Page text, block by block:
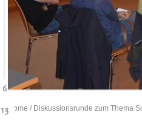
6
13Home / Diskussionsrunde zum Thema